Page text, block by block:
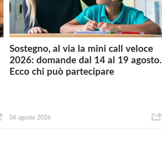
Sostegno, al via la mini call veloce
2026: domande dal 14 al 19 agosto.
Ecco chi può partecipare
06 agosto 2026